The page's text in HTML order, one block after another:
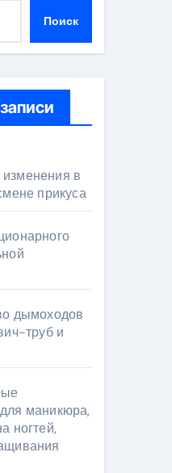
Поиск
в
прикуса
дымоходов
труб и
маникюра,
ногтей,